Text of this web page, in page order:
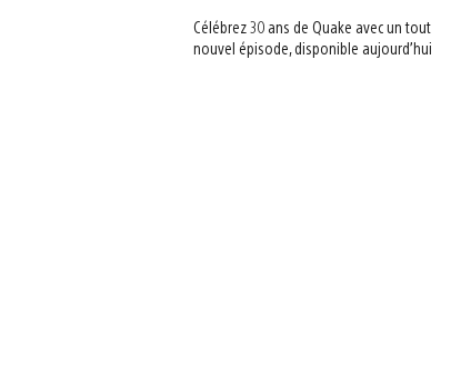
Célébrez 30 ans de Quake avec un tout
nouvel épisode, disponible aujourd’hui